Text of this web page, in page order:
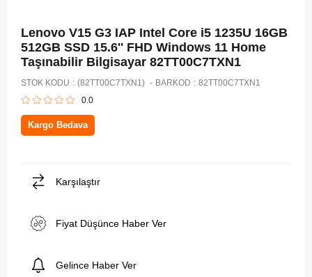
Lenovo V15 G3 IAP Intel Core i5 1235U 16GB
512GB SSD 15.6'' FHD Windows 11 Home
Taşınabilir Bilgisayar 82TT00C7TXN1
STOK KODU (82TT00C7TXN1) BARKOD : 82TT00C7TXN1
0.0
Kargo Bedava
Karşılaştır
Fiyat Düşünce Haber Ver
Gelince Haber Ver